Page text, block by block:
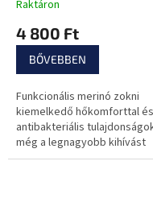
Raktáron
4 800 Ft
BŐVEBBEN
Funkcionális merinó zokni
kiemelkedő hőkomforttal és
antibakteriális
még a legnagyobb kihívást
jelentő kalandokhoz is.